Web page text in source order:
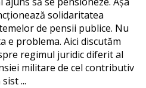
solidaritatea
de pensii publice. Nu
e problema. Aici discutăm
regimul juridic diferit al
militare de cel contributiv
...